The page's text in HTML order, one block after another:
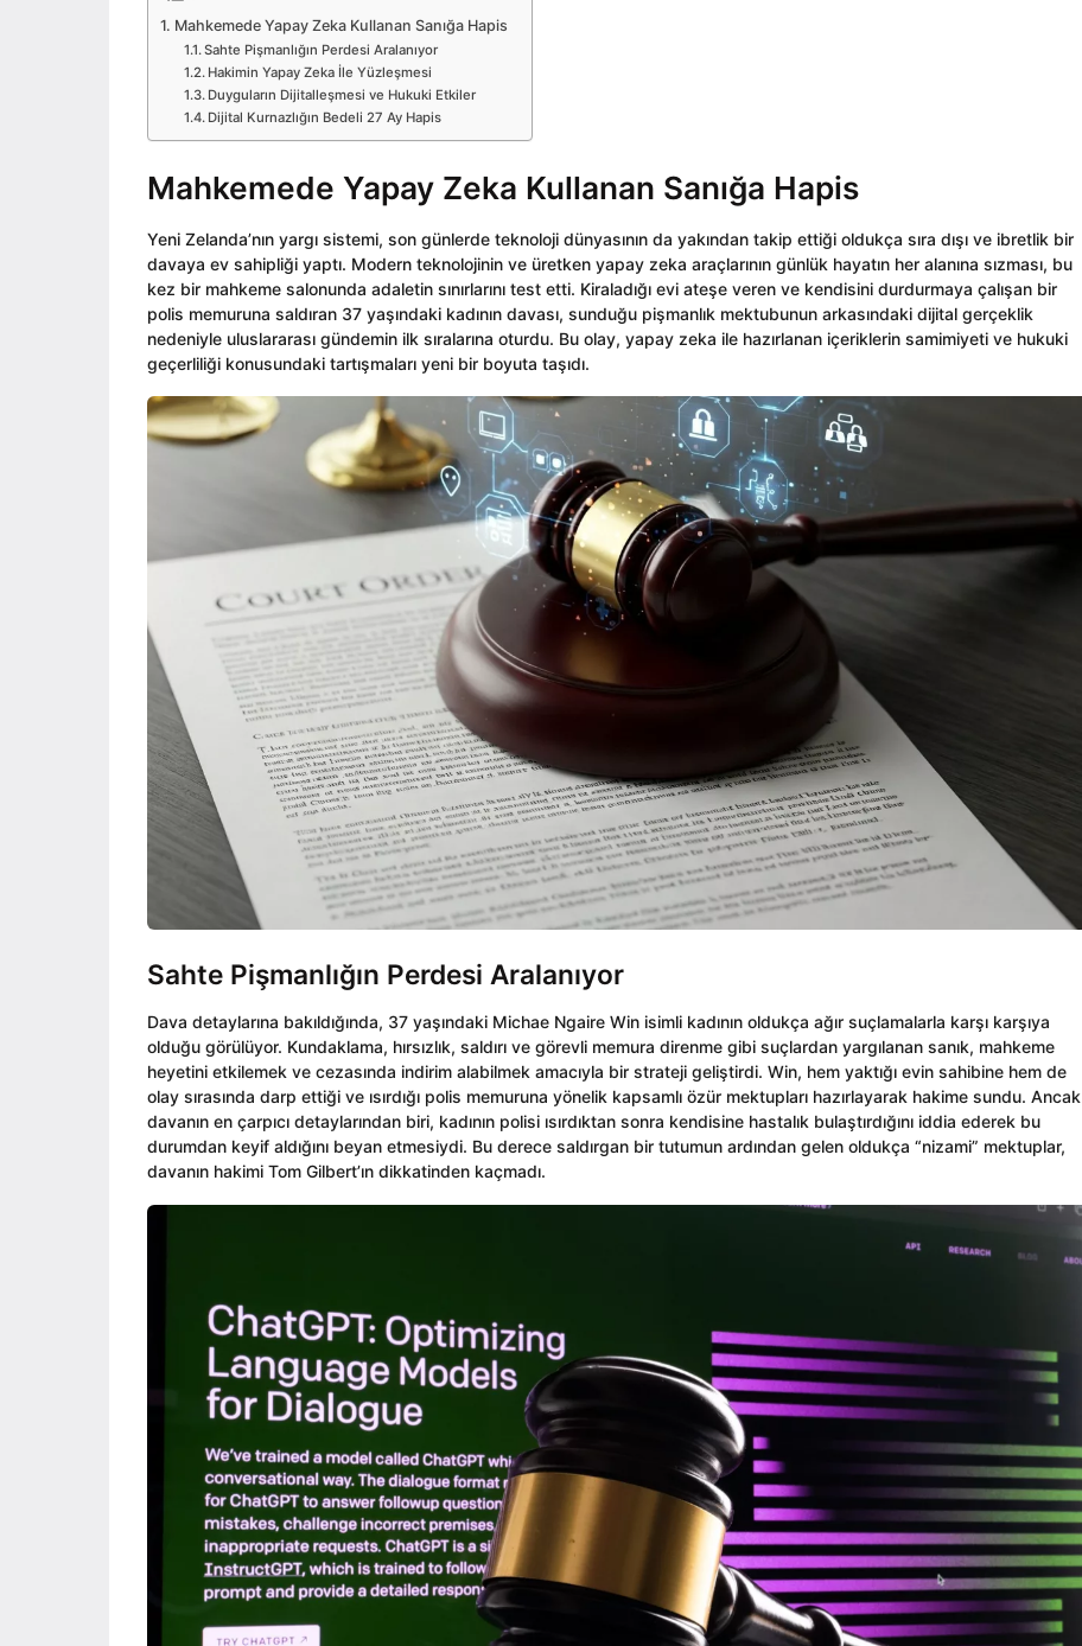
Mahkemede Yapay Zeka Kullanan Sanığa Hapis
Sahte Pişmanlığın Perdesi Aralanıyor
Hakimin Yapay Zeka İle Yüzleşmesi
Duyguların Dijitalleşmesi ve Hukuki Etkiler
Dijital Kurnazlığın Bedeli 27 Ay Hapis
Mahkemede Yapay Zeka Kullanan Sanığa Hapis
Yeni Zelanda’nın yargı sistemi, son günlerde teknoloji dünyasının da yakından takip ettiği oldukça sıra dışı ve ibretlik bir
davaya ev sahipliği yaptı. Modern teknolojinin ve üretken yapay zeka araçlarının günlük hayatın her alanına sızması, bu
kez bir mahkeme salonunda adaletin sınırlarını test etti. Kiraladığı evi ateşe veren ve kendisini durdurmaya çalışan bir
polis memuruna saldıran 37 yaşındaki kadının davası, sunduğu pişmanlık mektubunun arkasındaki dijital gerçeklik
nedeniyle uluslararası gündemin ilk sıralarına oturdu. Bu olay, yapay zeka ile hazırlanan içeriklerin samimiyeti ve hukuki
geçerliliği konusundaki tartışmaları yeni bir boyuta taşıdı.
Sahte Pişmanlığın Perdesi Aralanıyor
Dava detaylarına bakıldığında, 37 yaşındaki Michae Ngaire Win isimli kadının oldukça ağır suçlamalarla karşı karşıya
olduğu görülüyor. Kundaklama, hırsızlık, saldırı ve görevli memura direnme gibi suçlardan yargılanan sanık, mahkeme
heyetini etkilemek ve cezasında indirim alabilmek amacıyla bir strateji geliştirdi. Win, hem yaktığı evin sahibine hem de
olay sırasında darp ettiği ve ısırdığı polis memuruna yönelik kapsamlı özür mektupları hazırlayarak hakime sundu. Ancak
davanın en çarpıcı detaylarından biri, kadının polisi ısırdıktan sonra kendisine hastalık bulaştırdığını iddia ederek bu
durumdan keyif aldığını beyan etmesiydi. Bu derece saldırgan bir tutumun ardından gelen oldukça “nizami” mektuplar,
davanın hakimi Tom Gilbert’ın dikkatinden kaçmadı.